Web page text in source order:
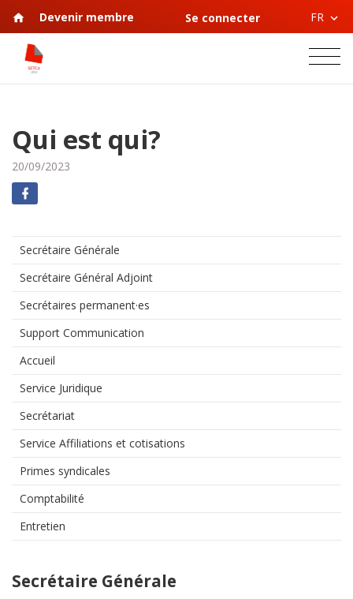
Devenir membre Se connecter FR
Qui est qui?
20/09/2023
Secrétaire Générale
Secrétaire Général Adjoint
Secrétaires permanent·es
Support Communication
Accueil
Service Juridique
Secrétariat
Service Affiliations et cotisations
Primes syndicales
Comptabilité
Entretien
Secrétaire Générale